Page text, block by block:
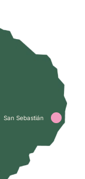
San Sebastián